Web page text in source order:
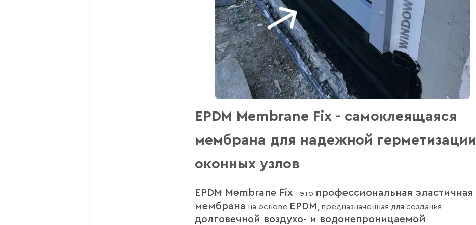
EPDM Membrane Fix - самоклеящаяся
мембрана для надежной герметизации
оконных узлов
EPDM Membrane Fix - это профессиональная эластичная
мембрана на основе EPDM , предназначенная для создания
долговечной воздухо- и водонепроницаемой